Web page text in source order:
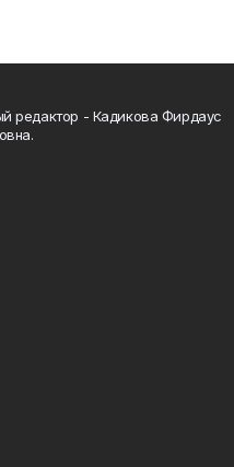
редактор - Кадикова Фирдаус